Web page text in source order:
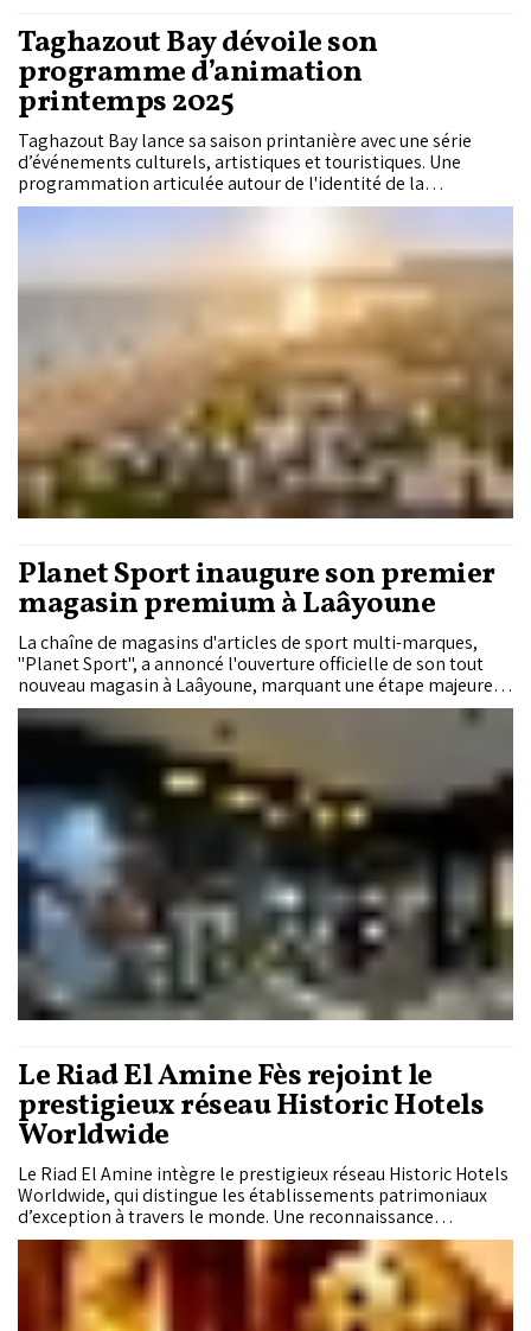
Taghazout Bay dévoile son
programme d’animation
printemps 2025
Taghazout Bay lance sa saison printanière avec une série
d’événements culturels, artistiques et touristiques. Une
programmation articulée autour de l'identité de la
destination, entre musique, humour, gastronomie et
Planet Sport inaugure son premier
magasin premium à Laâyoune
La chaîne de magasins d'articles de sport multi-marques,
"Planet Sport", a annoncé l'ouverture officielle de son tout
nouveau magasin à Laâyoune, marquant une étape majeure
dans son plan d’expansion nationale.
Le Riad El Amine Fès rejoint le
prestigieux réseau Historic Hotels
Worldwide
Le Riad El Amine intègre le prestigieux réseau Historic Hotels
Worldwide, qui distingue les établissements patrimoniaux
d’exception à travers le monde. Une reconnaissance
internationale du travail de restauration minutieux mené par
des artisans fassis et de l’engagement du riad à préserver
l’âme et l’histoire de la médina.